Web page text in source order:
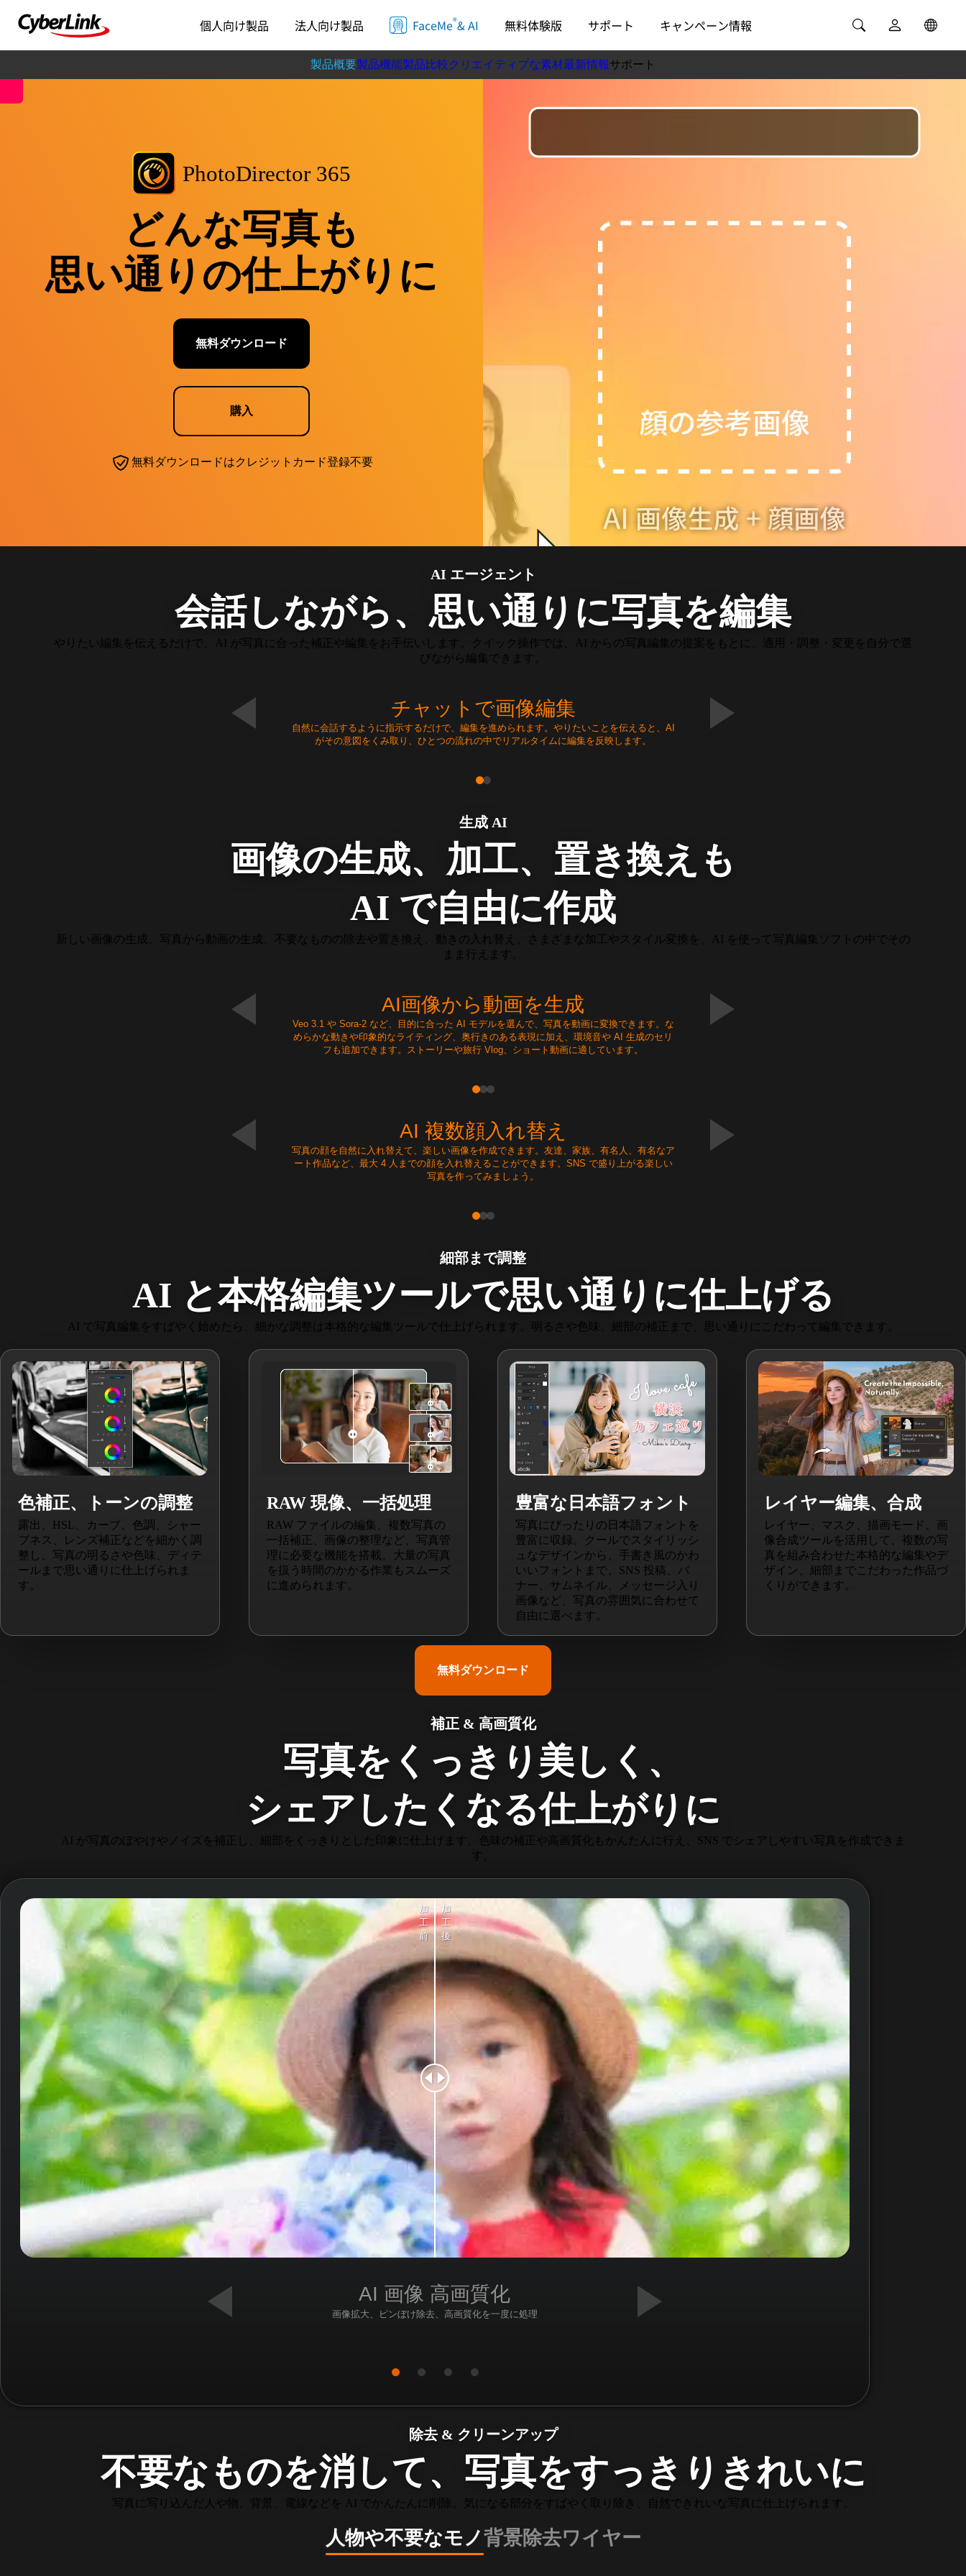
個人向け製品 法人向け製品 FaceMe®& AI 無料体験版 サポート キャンペーン情報
製品概要製品機能製品比較クリエイティブな素材最新情報サポート
PhotoDirector 365
どんな写真も
思い通りの仕上がりに
無料ダウンロード
購入
無料ダウンロードはクレジットカード登録不要
AI エージェント
会話しながら、思い通りに写真を編集
やりたい編集を伝えるだけで、AI が写真に合った補正や編集をお手伝いします。クイック操作では、AI からの写真編集の提案をもとに、適用・調整・変更を自分で選
びながら編集できます。
チャットで画像編集
自然に会話するように指示するだけで、編集を進められます。やりたいことを伝えると、AI
がその意図をくみ取り、ひとつの流れの中でリアルタイムに編集を反映します。
生成 AI
画像の生成、加工、置き換えも
AI で自由に作成
新しい画像の生成、写真から動画の生成、不要なものの除去や置き換え、動きの入れ替え、さまざまな加工やスタイル変換を、AI を使って写真編集ソフトの中でその
まま行えます。
AI画像から動画を生成
Veo 3.1 や Sora-2 など、目的に合った AI モデルを選んで、写真を動画に変換できます。な
めらかな動きや印象的なライティング、奥行きのある表現に加え、環境音や AI 生成のセリ
フも追加できます。ストーリーや旅行 Vlog、ショート動画に適しています。
AI 複数顔入れ替え
写真の顔を自然に入れ替えて、楽しい画像を作成できます。友達、家族、有名人、有名なア
ート作品など、最大 4 人までの顔を入れ替えることができます。SNS で盛り上がる楽しい
写真を作ってみましょう。
細部まで調整
AI と本格編集ツールで思い通りに仕上げる
AI で写真編集をすばやく始めたら、細かな調整は本格的な編集ツールで仕上げられます。明るさや色味、細部の補正まで、思い通りにこだわって編集できます。
色補正、トーンの調整
露出、HSL、カーブ、色調、シャー
プネス、レンズ補正などを細かく調
整し、写真の明るさや色味、ディテ
ールまで思い通りに仕上げられま
す。
RAW 現像、一括処理
RAW ファイルの編集、複数写真の
一括補正、画像の整理など、写真管
理に必要な機能を搭載。大量の写真
を扱う時間のかかる作業もスムーズ
に進められます。
豊富な日本語フォント
写真にぴったりの日本語フォントを
豊富に収録。クールでスタイリッシ
ュなデザインから、手書き風のかわ
いいフォントまで、SNS 投稿、バ
ナー、サムネイル、メッセージ入り
画像など、写真の雰囲気に合わせて
自由に選べます。
レイヤー編集、合成
レイヤー、マスク、描画モード、画
像合成ツールを活用して、複数の写
真を組み合わせた本格的な編集やデ
ザイン、細部までこだわった作品づ
くりができます。
無料ダウンロード
補正 & 高画質化
写真をくっきり美しく、
シェアしたくなる仕上がりに
AI が写真のぼやけやノイズを補正し、細部をくっきりとした印象に仕上げます。色味の補正や高画質化もかんたんに行え、SNS でシェアしやすい写真を作成できま
す。
AI 画像 高画質化
画像拡大、ピンぼけ除去、高画質化を一度に処理
除去 & クリーンアップ
不要なものを消して、写真をすっきりきれいに
写真に写り込んだ人や物、背景、電線などを AI でかんたんに削除。気になる部分をすばやく取り除き、自然できれいな写真に仕上げられます。
人物や不要なモノ背景除去ワイヤー